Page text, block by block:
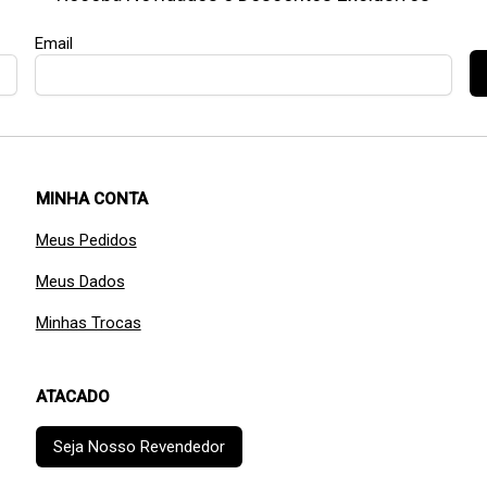
Email
MINHA CONTA
Meus Pedidos
Meus Dados
Minhas Trocas
ATACADO
Seja Nosso Revendedor